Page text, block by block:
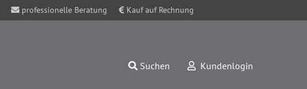
professionelle Beratung
Kauf auf Rechnung
Suchen Kundenlogin